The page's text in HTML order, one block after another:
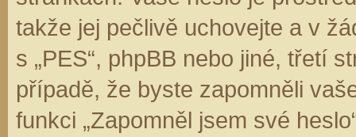
takže jej pečlivě uchovejte a v
s „PES“, phpBB nebo jiné, třetí
případě, že byste zapomněli
funkci „Zapomněl jsem své